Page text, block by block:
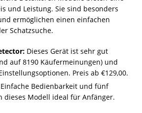
und Leistung. Sie sind besonders
ermöglichen einen einfachen
Schatzsuche.
Dieses Gerät ist sehr gut
auf 8190 Käufermeinungen) und
Preis ab €129,00.
Einfache Bedienbarkeit und fünf
dieses Modell ideal für Anfänger.